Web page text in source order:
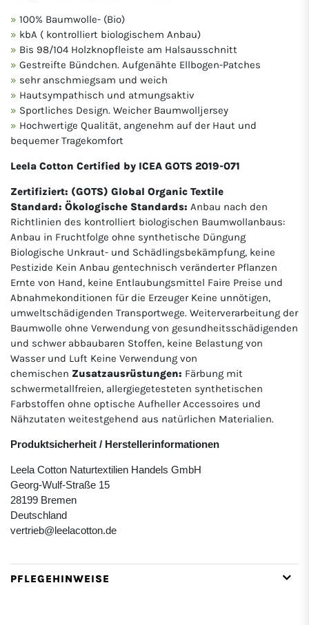
100% Baumwolle- (Bio)
kbA ( kontrolliert biologischem Anbau)
Bis 98/104 Holzknopfleiste am Halsausschnitt
Gestreifte Bündchen. Aufgenähte Ellbogen-Patches
sehr anschmiegsam und weich
Hautsympathisch und atmungsaktiv
Sportliches Design. Weicher Baumwolljersey
Hochwertige Qualität, angenehm auf der Haut und
bequemer Tragekomfort
Leela Cotton Certified by ICEA GOTS 2019-071
Zertifiziert: (GOTS) Global Organic Textile
Standard: Ökologische Standards: Anbau nach den
Richtlinien des kontrolliert biologischen Baumwollanbaus:
Anbau in Fruchtfolge ohne synthetische Düngung
Biologische Unkraut- und Schädlingsbekämpfung, keine
Pestizide Kein Anbau gentechnisch veränderter Pflanzen
Ernte von Hand, keine Entlaubungsmittel Faire Preise und
Abnahmekonditionen für die Erzeuger Keine unnötigen,
umweltschädigenden Transportwege. Weiterverarbeitung der
Baumwolle ohne Verwendung von gesundheitsschädigenden
und schwer abbaubaren Stoffen, keine Belastung von
Wasser und Luft Keine Verwendung von
chemischen Zusatzausrüstungen: Färbung mit
schwermetallfreien, allergiegetesteten synthetischen
Farbstoffen ohne optische Aufheller Accessoires und
Nähzutaten weitestgehend aus natürlichen Materialien.
Produktsicherheit / Herstellerinformationen
Leela Cotton Naturtextilien Handels GmbH
Georg-Wulf-Straße 15
28199 Bremen
Deutschland
vertrieb@leelacotton.de
PFLEGEHINWEISE